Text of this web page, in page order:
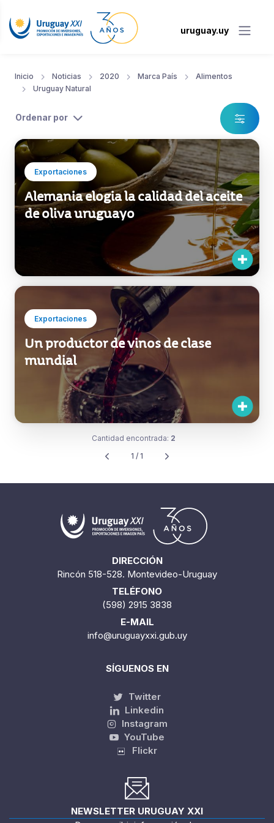
uruguay.uy
Inicio Noticias 2020 Marca País
Alimentos
Uruguay Natural
Ordenar por
Exportaciones
Alemania elogia la calidad del aceite
de oliva uruguayo
Exportaciones
Un productor de vinos de clase
mundial
Cantidad encontrada: 2
1 / 1
DIRECCIÓN
Rincón 518-528. Montevideo-Uruguay
TELÉFONO
(598) 2915 3838
E-MAIL
info@uruguayxxi.gub.uy
SÍGUENOS EN
Twitter
Linkedin
Instagram
YouTube
Flickr
NEWSLETTER URUGUAY XXI